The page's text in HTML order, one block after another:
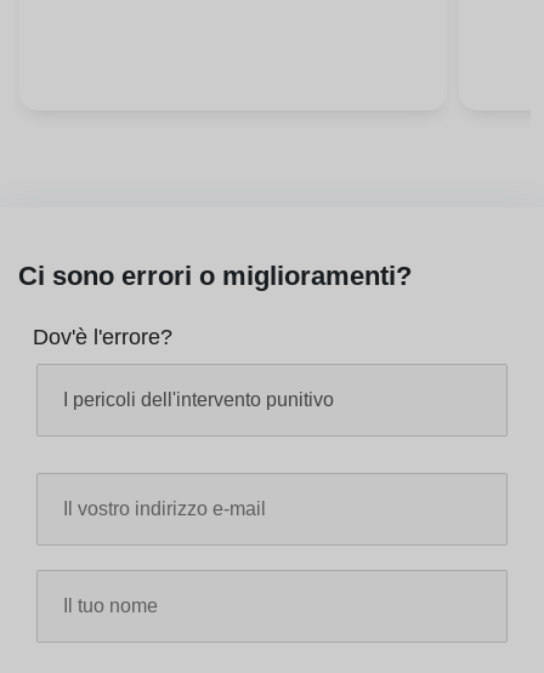
Ci sono errori o miglioramenti?
Dov'è l'errore?